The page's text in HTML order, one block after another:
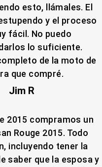
esto, llámales. El
y el proceso
fácil. No puedo
lo suficiente.
de la moto de
que compré.
Jim R
2015 compramos un
Rouge 2015. Todo
incluyendo tener la
saber que la esposa y